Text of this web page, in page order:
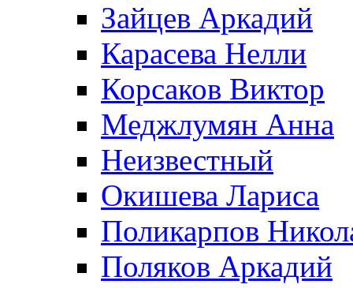
Зайцев Аркадий
Карасева Нелли
Корсаков Виктор
Меджлумян Анна
Неизвестный
Окишева Лариса
Поликарпов
Поляков Аркадий